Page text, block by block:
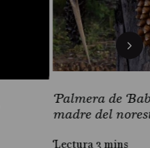
Palmera de
madre del
Lectura 3 mins